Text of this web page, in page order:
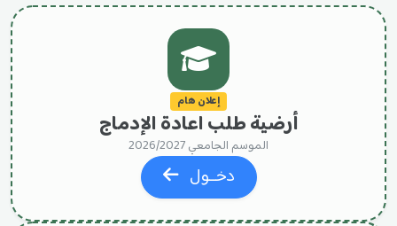
إعلان هام
أرضية طلب اعادة الإدماج
الموسم الجامعي 2026/2027
دخــول